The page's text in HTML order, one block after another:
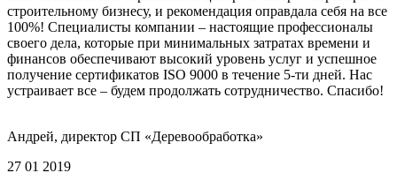
строительному бизнесу, и рекомендация оправдала себя на все
100%! Специалисты компании – настоящие профессионалы
своего дела, которые при минимальных затратах времени и
финансов обеспечивают высокий уровень услуг и успешное
получение сертификатов ISO 9000 в течение 5-ти дней. Нас
устраивает все – будем продолжать сотрудничество. Спасибо!
Андрей, директор СП «Деревообработка»
27 01 2019